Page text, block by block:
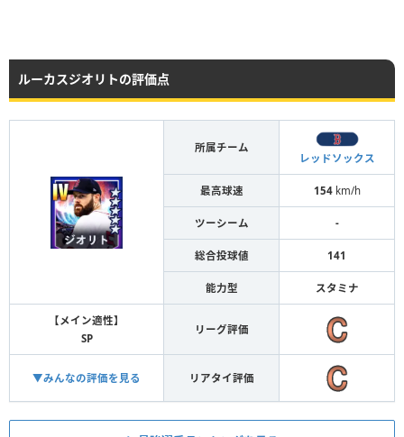
ルーカスジオリトの評価点
所属チーム
レッドソックス
最高球速 154km/h
ツーシーム -
総合投球値 141
能力型 スタミナ
【メイン適性】
SP
リーグ評価
▼みんなの評価を見る リアタイ評価